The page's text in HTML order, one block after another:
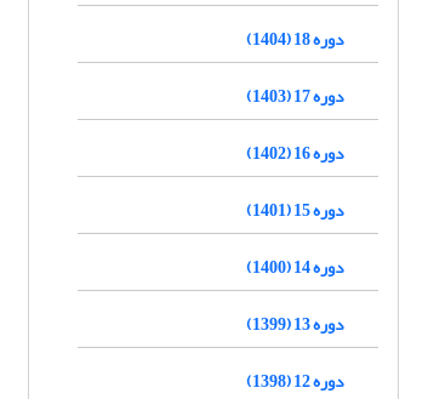
دوره 18 (1404)
دوره 17 (1403)
دوره 16 (1402)
دوره 15 (1401)
دوره 14 (1400)
دوره 13 (1399)
دوره 12 (1398)